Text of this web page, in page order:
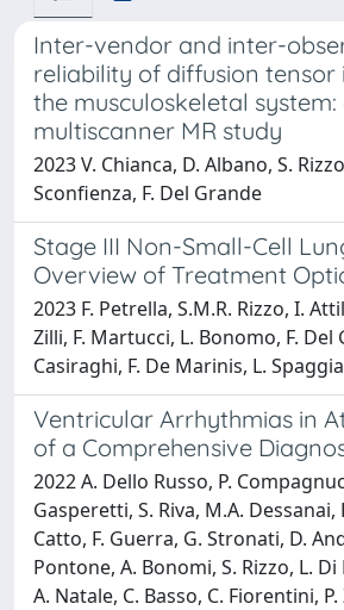
Inter-vendor and inter-
reliability of diffusion tensor
the musculoskeletal system:
multiscanner MR study
2023 V. Chianca, D. Albano, S.
Sconfienza, F. Del Grande
Stage III Non-Small-Cell
Overview of Treatment
2023 F. Petrella, S.M.R. Rizzo, I.
Zilli, F. Martucci, L. Bonomo, F. Del
Casiraghi, F. De Marinis, L.
Ventricular Arrhythmias in
of a Comprehensive
2022 A. Dello Russo, P.
Gasperetti, S. Riva, M.A. Dessanai,
Catto, F. Guerra, G. Stronati, D.
Pontone, A. Bonomi, S. Rizzo, L. Di
A. Natale, C. Basso, C. Fiorentini,